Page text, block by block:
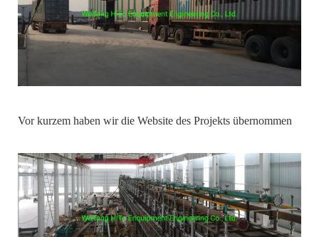
Vor kurzem haben wir die Website des Projekts übernommen